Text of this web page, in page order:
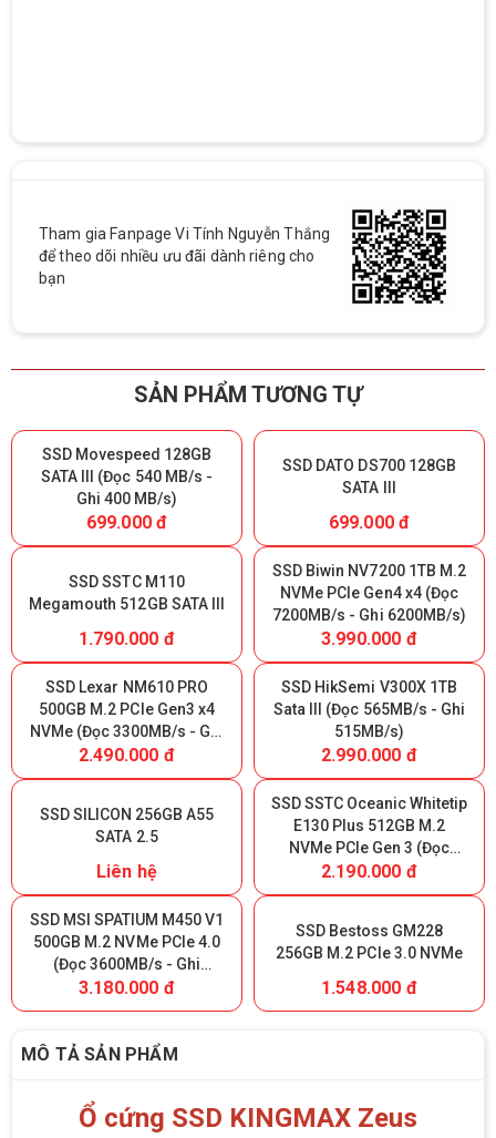
Tham gia Fanpage Vi Tính Nguyễn Thắng
để theo dõi nhiều ưu đãi dành riêng cho
bạn
SẢN PHẨM TƯƠNG TỰ
SSD Movespeed 128GB
SATA III (Đọc 540 MB/s -
Ghi 400 MB/s)
699.000 đ
SSD DATO DS700 128GB
SATA III
699.000 đ
SSD SSTC M110
Megamouth 512GB SATA III
1.790.000 đ
SSD Biwin NV7200 1TB M.2
NVMe PCIe Gen4 x4 (Đọc
7200MB/s - Ghi 6200MB/s)
3.990.000 đ
SSD Lexar NM610 PRO
500GB M.2 PCIe Gen3 x4
NVMe (Đọc 3300MB/s - Ghi
1700MB/s)
2.490.000 đ
SSD HikSemi V300X 1TB
Sata III (Đọc 565MB/s - Ghi
515MB/s)
2.990.000 đ
SSD SILICON 256GB A55
SATA 2.5
Liên hệ
SSD SSTC Oceanic Whitetip
E130 Plus 512GB M.2
NVMe PCIe Gen 3 (Đọc
3200MB/s - Ghi 2700MB/s)
2.190.000 đ
SSD MSI SPATIUM M450 V1
500GB M.2 NVMe PCIe 4.0
(Đọc 3600MB/s - Ghi
2300MB/s)
3.180.000 đ
SSD Bestoss GM228
256GB M.2 PCIe 3.0 NVMe
1.548.000 đ
MÔ TẢ SẢN PHẨM
Ổ cứng SSD KINGMAX Zeus